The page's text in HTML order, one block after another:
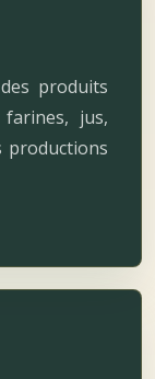
produits
jus,
productions